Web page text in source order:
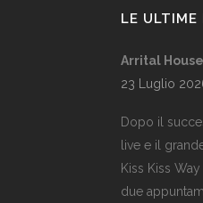
LE ULTIME
Arrital
23 Luglio
Dopo il
live e il
Kiss Kiss
due